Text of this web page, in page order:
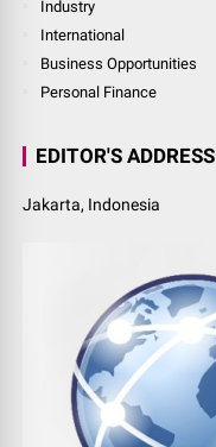
Industry
International
Business Opportunities
Personal Finance
EDITOR'S ADDRESS
Jakarta, Indonesia